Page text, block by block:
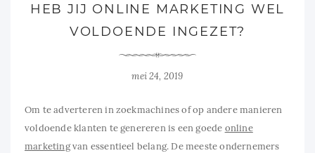
HEB JIJ ONLINE MARKETING WEL
VOLDOENDE INGEZET?
mei 24, 2019
Om te adverteren in zoekmachines of op andere manieren
voldoende klanten te genereren is een goede online
marketingvan essentieel belang. De meeste ondernemers